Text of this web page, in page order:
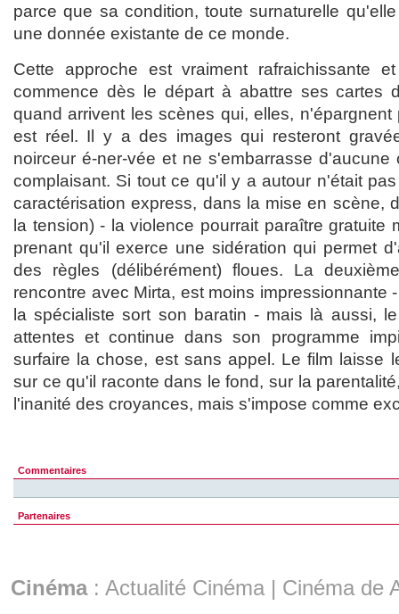
parce que sa condition, toute surnaturelle
une donnée existante de ce monde.
Cette approche est vraiment rafraichissante
commence dès le départ à abattre ses
quand arrivent les scènes qui, elles,
est réel. Il y a des images qui resteront
noirceur é-ner-vée et ne s'embarrasse d'aucune
complaisant. Si tout ce qu'il y a autour n'était
caractérisation express, dans la mise en scène,
la tension) - la violence pourrait paraître gratuite
prenant qu'il exerce une sidération qui permet
des règles (délibérément) floues. La
rencontre avec Mirta, est moins impressionnante
la spécialiste sort son baratin - mais là aussi,
attentes et continue dans son programme
surfaire la chose, est sans appel. Le film laisse
sur ce qu'il raconte dans le fond, sur la
l'inanité des croyances, mais s'impose comme
Commentaires
Partenaires
Cinéma: Actualité Cinéma | Cinéma de